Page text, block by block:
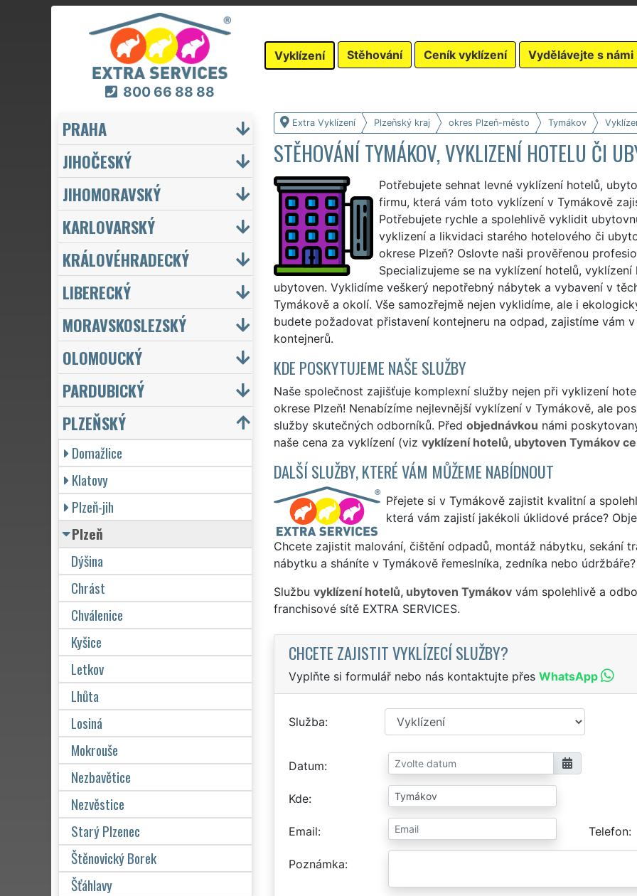
800 66 88 88
Vyklízení Stěhování Ceník vyklízení Vydělávejte s námi
Extra Vyklízení Plzeňský kraj okres Plzeň-město Tymákov
STĚHOVÁNÍ TYMÁKOV, VYKLIZENÍ HOTELU ČI
Potřebujete sehnat levné vyklízení hotelů,
firmu, která vám toto vyklízení v Tymákově
Potřebujete rychle a spolehlivě vyklidit
vyklizení a likvidaci starého hotelového či
okrese Plzeň? Oslovte naši prověřenou
Specializujeme se na vyklízení hotelů,
ubytoven. Vyklidíme veškerý nepotřebný nábytek a vybavení v
Tymákově a okolí. Vše samozřejmě nejen vyklidíme, ale i
budete požadovat přistavení kontejneru na odpad, zajistíme vám
kontejnerů.
KDE POSKYTUJEME NAŠE SLUŽBY
Naše společnost zajišťuje komplexní služby nejen při vyklizení
okrese Plzeň! Nenabízíme nejlevnější vyklízení v Tymákově, ale
služby skutečných odborníků. Před objednávkou námi
naše cena za vyklízení (viz vyklízení hotelů, ubytoven Tymákov
DALŠÍ SLUŽBY, KTERÉ VÁM MŮŽEME NABÍDNOUT
Přejete si v Tymákově zajistit kvalitní a
která vám zajistí jakékoli úklidové práce?
Chcete zajistit malování, čištění odpadů, montáž nábytku, sekání
nábytku a sháníte v Tymákově řemeslníka, zedníka nebo
Službu vyklízení hotelů, ubytoven Tymákovvám spolehlivě a
franchisové sítě EXTRA SERVICES.
CHCETE ZAJISTIT VYKLÍZECÍ SLUŽBY?
Vyplňte si formulář nebo nás kontaktujte přes WhatsApp
Služba
Datum
Kde
Email Telefon
Poznámka
PRAHA
JIHOČESKÝ
JIHOMORAVSKÝ
KARLOVARSKÝ
KRÁLOVÉHRADECKÝ
LIBERECKÝ
MORAVSKOSLEZSKÝ
OLOMOUCKÝ
PARDUBICKÝ
PLZEŇSKÝ
Domažlice
Klatovy
Plzeň-jih
Plzeň
Dýšina
Chrást
Chválenice
Kyšice
Letkov
Lhůta
Losiná
Mokrouše
Nezbavětice
Nezvěstice
Starý Plzenec
Štěnovický Borek
Šťáhlavy